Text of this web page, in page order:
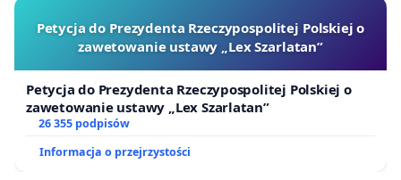
Petycja do Prezydenta Rzeczypospolitej Polskiej o
zawetowanie ustawy „Lex Szarlatan”
Petycja do Prezydenta Rzeczypospolitej Polskiej o
zawetowanie ustawy „Lex Szarlatan”
26 355 podpisów
Informacja o przejrzystości